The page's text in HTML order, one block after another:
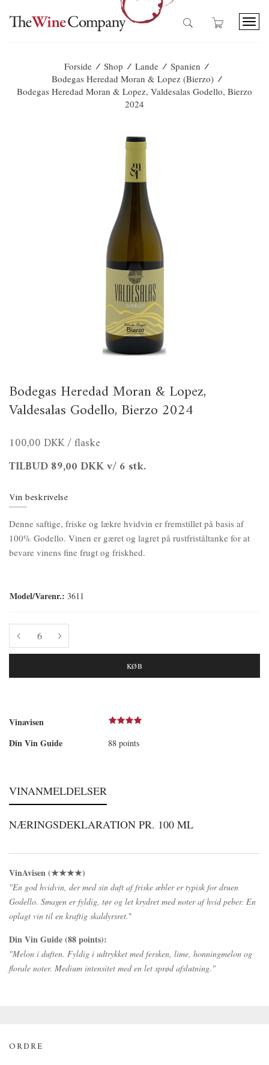
T
n
Forside / Shop / Lande / Spanien /
Bodegas Heredad Moran & Lopez (Bierzo) /
Bodegas Heredad Moran & Lopez, Valdesalas Godello, Bierzo
2024
Bodegas Heredad Moran & Lopez,
Valdesalas Godello, Bierzo 2024
100,00 DKK/ flaske
TILBUD89,00 DKKv/ 6 stk.
Vin beskrivelse
Denne saftige, friske og lækre hvidvin er fremstillet på basis af
100% Godello. Vinen er gæret og lagret på rustfriståltanke for at
bevare vinens fine frugt og friskhed.
Model/Varenr.: 3611
KØB
Vinavisen
Din Vin Guide
88 points
VINANMELDELSER
NÆRINGSDEKLARATION PR. 100 ML
VinAvisen (★★★★)
"En god hvidvin, der med sin duft af friske æbler er typisk for druen
Godello. Smagen er fyldig, tør og let krydret med noter af hvid peber. En
oplagt vin til en kraftig skaldyrsret."
Din Vin Guide (88 points):
"Melon i duften. Fyldig i udtrykket med fersken, lime, honningmelon og
florale noter. Medium intensitet med en let sprød afslutning."
ORDRE